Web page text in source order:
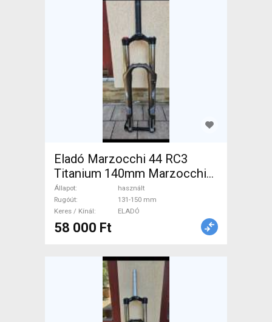
Eladó Marzocchi 44 RC3
Titanium 140mm Marzocchi
44 RC3 Titanium 140mm
Mountain Bike Alkatrész,
MTB Villa / Rugóstag villa
131-150 mm használt ELADÓ
Állapot
használt
Rugóút
131-150 mm
Keres / Kínál
ELADÓ
58 000 Ft